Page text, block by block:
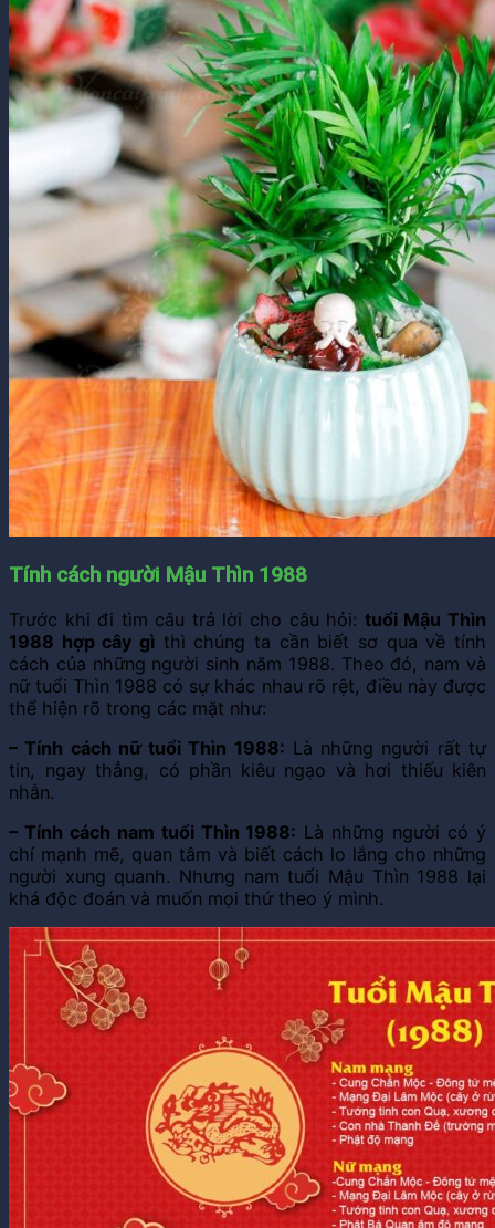
Tính cách người Mậu Thìn 1988
Trước khi đi tìm câu trả lời cho câu hỏi: tuổi Mậu Thìn
1988 hợp cây gì thì chúng ta cần biết sơ qua về tính
cách của những người sinh năm 1988. Theo đó, nam và
nữ tuổi Thìn 1988 có sự khác nhau rõ rệt, điều này được
thể hiện rõ trong các mặt như:
– Tính cách nữ tuổi Thìn 1988: Là những người rất tự
tin, ngay thẳng, có phần kiêu ngạo và hơi thiếu kiên
nhẫn.
– Tính cách nam tuổi Thìn 1988: Là những người có ý
chí mạnh mẽ, quan tâm và biết cách lo lắng cho những
người xung quanh. Nhưng nam tuổi Mậu Thìn 1988 lại
khá độc đoán và muốn mọi thứ theo ý mình.